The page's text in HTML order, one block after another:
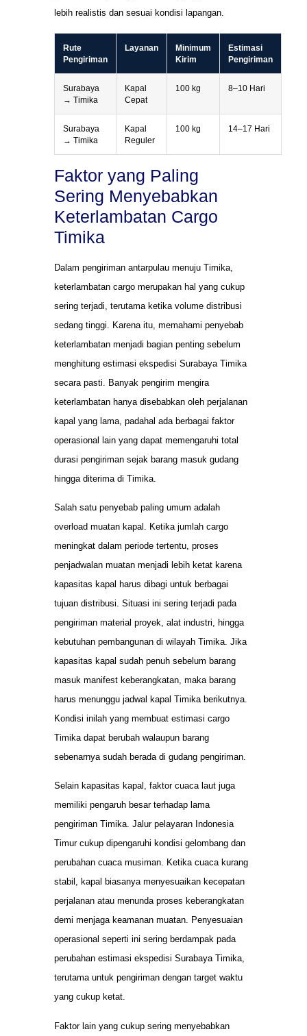
lebih realistis dan sesuai kondisi lapangan.
Rute
Pengiriman
Layanan
Minimum
Kirim
Estimasi
Pengiriman
Surabaya
→ Timika
Kapal
Cepat
100 kg 8–10 Hari
Surabaya
→ Timika
Kapal
Reguler
100 kg 14–17 Hari
Faktor yang Paling
Sering Menyebabkan
Keterlambatan Cargo
Timika
Dalam pengiriman antarpulau menuju Timika,
keterlambatan cargo merupakan hal yang cukup
sering terjadi, terutama ketika volume distribusi
sedang tinggi. Karena itu, memahami penyebab
keterlambatan menjadi bagian penting sebelum
menghitung estimasi ekspedisi Surabaya Timika
secara pasti. Banyak pengirim mengira
keterlambatan hanya disebabkan oleh perjalanan
kapal yang lama, padahal ada berbagai faktor
operasional lain yang dapat memengaruhi total
durasi pengiriman sejak barang masuk gudang
hingga diterima di Timika.
Salah satu penyebab paling umum adalah
overload muatan kapal. Ketika jumlah cargo
meningkat dalam periode tertentu, proses
penjadwalan muatan menjadi lebih ketat karena
kapasitas kapal harus dibagi untuk berbagai
tujuan distribusi. Situasi ini sering terjadi pada
pengiriman material proyek, alat industri, hingga
kebutuhan pembangunan di wilayah Timika. Jika
kapasitas kapal sudah penuh sebelum barang
masuk manifest keberangkatan, maka barang
harus menunggu jadwal kapal Timika berikutnya.
Kondisi inilah yang membuat estimasi cargo
Timika dapat berubah walaupun barang
sebenarnya sudah berada di gudang pengiriman.
Selain kapasitas kapal, faktor cuaca laut juga
memiliki pengaruh besar terhadap lama
pengiriman Timika. Jalur pelayaran Indonesia
Timur cukup dipengaruhi kondisi gelombang dan
perubahan cuaca musiman. Ketika cuaca kurang
stabil, kapal biasanya menyesuaikan kecepatan
perjalanan atau menunda proses keberangkatan
demi menjaga keamanan muatan. Penyesuaian
operasional seperti ini sering berdampak pada
perubahan estimasi ekspedisi Surabaya Timika,
terutama untuk pengiriman dengan target waktu
yang cukup ketat.
Faktor lain yang cukup sering menyebabkan